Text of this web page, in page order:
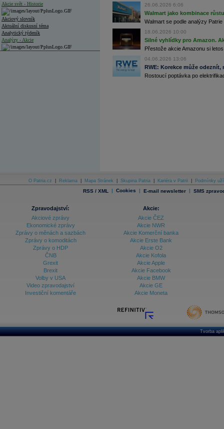
Akcie svět - Historie
Akciový slovník
Aktuální diskusní téma
Analytický týdeník
Analýzy - Akcie
Archiv - Měnová politika
Archiv - Treasury alerty
Archiv - Vývoj české koruny
Archiv analýz - Makroukazatele
Ceny průmyslových výrobců - Data a prognózy
Ceny průmyslových výrobců - Graf (ČR)
Databanka - Akcie
26.06.2026 6:06
Walmart jako kombinace
Walmart se podle analýzy
18.06.2026 10:00
Silné vyhlídky pro Amazon.
Přestože akcie Amazonu si
04.06.2026 13:06
RWE: Korekce může
Rostoucí poptávka po
O Patria.cz Reklama Mapa Stránek Skupina Patria Kariéra v Patrii Podmínky
RSS / XML | Cookies | E-mail newsletter | SMS
Zpravodajství:
Akciové zprávy
Ekonomické zprávy
Zprávy o měnách a sazbách
Zprávy o komoditách
Zprávy o HDP
ČNB
Grexit
Brexit
Volby v USA
Video zpravodajství
Investiční komentáře
Akcie:
Akcie ČEZ
Akcie NWR
Akcie Komerční banka
Akcie Erste Bank
Akcie O2
Akcie Kofola
Akcie Apple
Akcie Facebook
Akcie BMW
Akcie GE
Akcie Moneta
Tvorba